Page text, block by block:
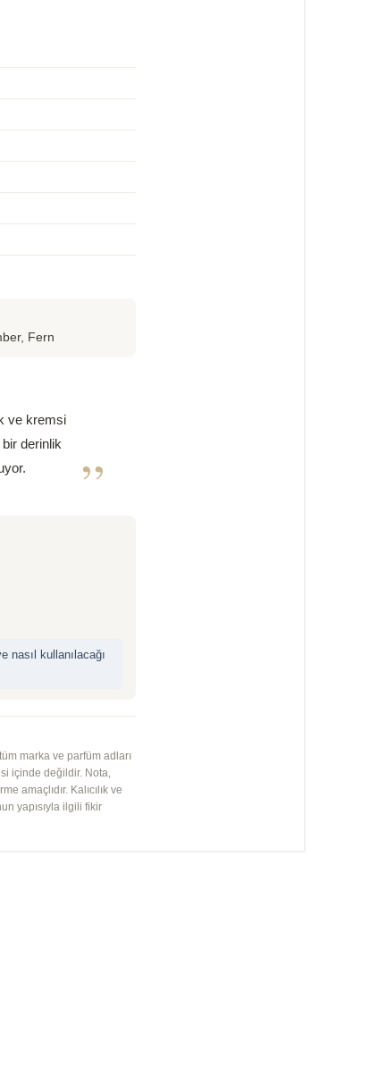
Fern
ve kremsi
derinlik
”
nasıl kullanılacağı
marka ve parfüm adları
içinde değildir. Nota,
amaçlıdır. Kalıcılık ve
yapısıyla ilgili fikir